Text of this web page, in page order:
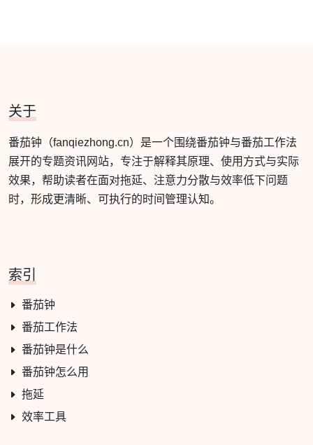
关于
番茄钟（fanqiezhong.cn）是一个围绕番茄钟与番茄工作法
展开的专题资讯网站，专注于解释其原理、使用方式与实际
效果，帮助读者在面对拖延、注意力分散与效率低下问题
时，形成更清晰、可执行的时间管理认知。
索引
番茄钟
番茄工作法
番茄钟是什么
番茄钟怎么用
拖延
效率工具